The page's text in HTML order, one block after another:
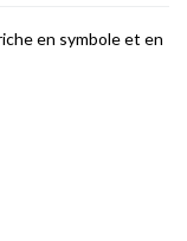
en symbole et en